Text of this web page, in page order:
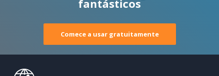
fantásticos
Comece a usar gratuitamente